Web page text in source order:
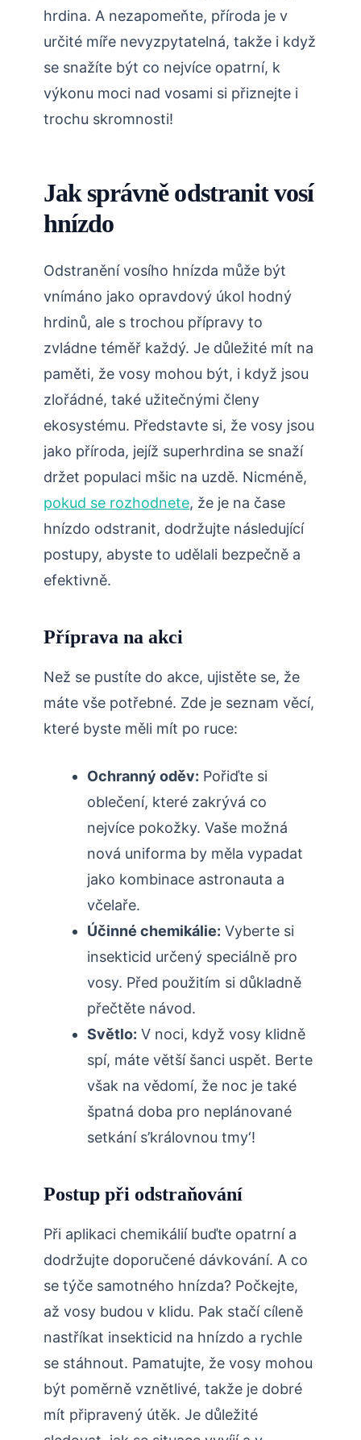
hrdina.⁢ A nezapomeňte, příroda je v
určité míře nevyzpytatelná, takže i ⁣když
se snažíte být co nejvíce opatrní, k
výkonu moci nad vosami si přiznejte i
trochu skromnosti!
Jak správně odstranit vosí
hnízdo
Odstranění vosího hnízda může být
vnímáno jako‍ opravdový úkol hodný
hrdinů, ale s trochou ⁤přípravy⁤ to
zvládne téměř každý. Je důležité mít na
paměti, že vosy mohou být, i když jsou
zlořádné, také užitečnými členy
ekosystému. Představte si, ⁤že vosy jsou
jako příroda, jejíž⁣ superhrdina se snaží
držet populaci mšic na uzdě. Nicméně,
pokud se rozhodnete, že je na čase
hnízdo odstranit, dodržujte následující
‍postupy, abyste to udělali bezpečně a
efektivně.
Příprava na akci
Než se pustíte do akce, ujistěte se, že
máte vše potřebné. Zde je seznam věcí,
které byste měli mít po​ ruce:
Ochranný oděv: Pořiďte si⁢
oblečení, které zakrývá co
nejvíce pokožky. Vaše možná
nová uniforma by měla⁢ vypadat
jako kombinace astronauta ⁣a
včelaře.
Účinné chemikálie: ​Vyberte si
insekticid určený speciálně pro
vosy. Před použitím si důkladně
přečtěte návod.
Světlo: V noci,‍ když vosy klidně
spí, máte větší šanci uspět. Berte
však na vědomí, že noc je ⁤také
špatná doba pro neplánované
setkání s’královnou tmy‘!
Postup při odstraňování
Při⁤ aplikaci chemikálií buďte opatrní a
dodržujte doporučené dávkování. A co
se týče samotného hnízda? Počkejte,
až vosy budou v klidu. Pak stačí cíleně
nastříkat insekticid na hnízdo a rychle⁤
se ⁤stáhnout. Pamatujte, že⁢ vosy⁢ mohou
být poměrně vznětlivé,⁣ takže je dobré
mít připravený útěk. Je ‍důležité